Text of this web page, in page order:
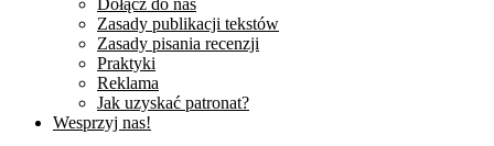
Dołącz do nas
Zasady publikacji tekstów
Zasady pisania recenzji
Praktyki
Reklama
Jak uzyskać patronat?
Wesprzyj nas!